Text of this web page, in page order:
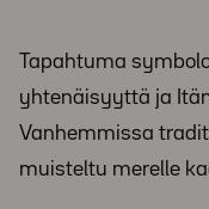
Tapahtuma
yhtenäisyyttä ja
Vanhemmissa
muisteltu merelle